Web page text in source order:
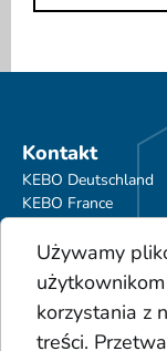
Kontakt
KEBO Deutschland
KEBO France
Do pobrania
Ogólne Warunki
Portfolio produktów
Używamy
korzystania z
treści.